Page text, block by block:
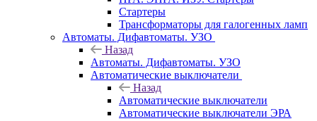
Стартеры
Трансформаторы для галогенных ламп
Автоматы. Дифавтоматы. УЗО
Назад
Автоматы. Дифавтоматы. УЗО
Автоматические выключатели
Назад
Автоматические выключатели
Автоматические выключатели ЭРА